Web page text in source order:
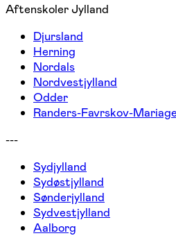
Aftenskoler Jylland
Djursland
Herning
Nordals
Nordvestjylland
Odder
Randers-Favrskov-
---
Sydjylland
Sydøstjylland
Sønderjylland
Sydvestjylland
Aalborg